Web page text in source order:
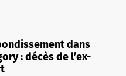
dans
: décès de l’ex-